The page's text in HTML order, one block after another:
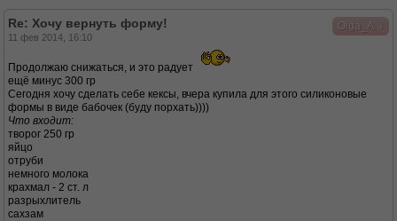
Olga_A
Re: Хочу вернуть форму!
11 фев 2014, 16:10
Продолжаю снижаться, и это радует
ещё минус 300 гр
Сегодня хочу сделать себе кексы, вчера купила для этого силиконовые
формы в виде бабочек (буду порхать))))
Что входит:
творог 250 гр
яйцо
отруби
немного молока
крахмал - 2 ст. л
разрыхлитель
сахзам